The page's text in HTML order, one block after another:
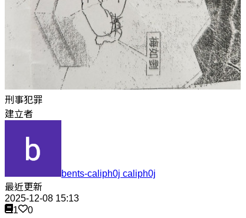
刑事犯罪
建立者
bents-caliph0j caliph0j
最近更新
2025-12-08 15:13
1
0